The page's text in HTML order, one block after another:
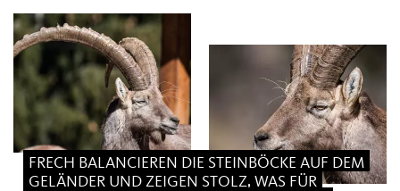
FRECH BALANCIEREN DIE STEINBÖCKE AUF DEM
GELÄNDER UND ZEIGEN STOLZ, WAS FÜR